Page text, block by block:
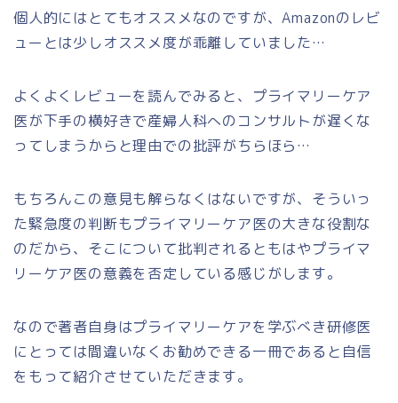
個人的にはとてもオススメなのですが、Amazonのレビ
ューとは少しオススメ度が乖離していました…
よくよくレビューを読んでみると、プライマリーケア
医が下手の横好きで産婦人科へのコンサルトが遅くな
ってしまうからと理由での批評がちらほら…
もちろんこの意見も解らなくはないですが、そういっ
た緊急度の判断もプライマリーケア医の大きな役割な
のだから、そこについて批判されるともはやプライマ
リーケア医の意義を否定している感じがします。
なので著者自身はプライマリーケアを学ぶべき研修医
にとっては間違いなくお勧めできる一冊であると自信
をもって紹介させていただきます。